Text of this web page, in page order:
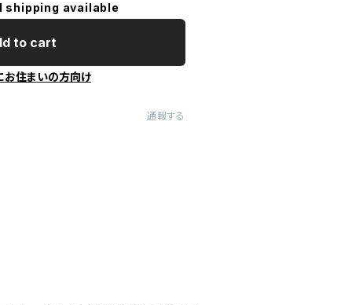
shipping available
to cart
お住まいの方向け
通報する